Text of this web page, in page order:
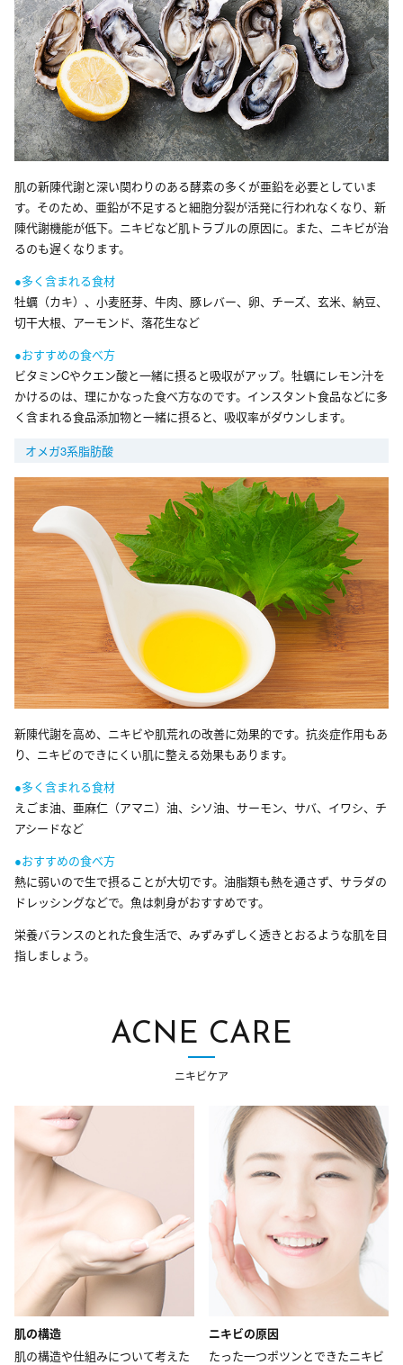
肌の新陳代謝と深い関わりのある酵素の多くが亜鉛を必要としていま
す。そのため、亜鉛が不足すると細胞分裂が活発に行われなくなり、新
陳代謝機能が低下。ニキビなど肌トラブルの原因に。また、ニキビが治
るのも遅くなります。
●多く含まれる食材
牡蠣（カキ）、小麦胚芽、牛肉、豚レバー、卵、チーズ、玄米、納豆、
切干大根、アーモンド、落花生など
●おすすめの食べ方
ビタミンCやクエン酸と一緒に摂ると吸収がアップ。牡蠣にレモン汁を
かけるのは、理にかなった食べ方なのです。インスタント食品などに多
く含まれる食品添加物と一緒に摂ると、吸収率がダウンします。
オメガ3系脂肪酸
新陳代謝を高め、ニキビや肌荒れの改善に効果的です。抗炎症作用もあ
り、ニキビのできにくい肌に整える効果もあります。
●多く含まれる食材
えごま油、亜麻仁（アマニ）油、シソ油、サーモン、サバ、イワシ、チ
アシードなど
●おすすめの食べ方
熱に弱いので生で摂ることが大切です。油脂類も熱を通さず、サラダの
ドレッシングなどで。魚は刺身がおすすめです。
栄養バランスのとれた食生活で、みずみずしく透きとおるような肌を目
指しましょう。
ACNE CARE
ニキビケア
肌の構造
肌の構造や仕組みについて考えた
ニキビの原因
たった一つポツンとできたニキビ